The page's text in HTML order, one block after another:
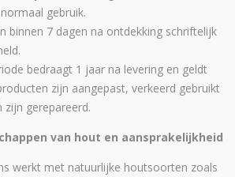
gebruik.
binnen 7 dagen na ontdekking schriftelijk
bedraagt 1 jaar na levering en geldt
zijn aangepast, verkeerd gebruikt
gerepareerd.
van hout en aansprakelijkheid
werkt met natuurlijke houtsoorten zoals